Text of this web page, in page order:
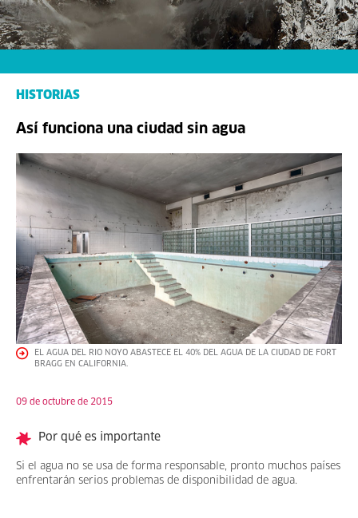
HISTORIAS
Así funciona una ciudad sin agua
EL AGUA DEL RIO NOYO ABASTECE EL 40% DEL AGUA DE LA CIUDAD DE FORT
BRAGG EN CALIFORNIA.
09 de octubre de 2015
Por qué es importante
Si el agua no se usa de forma responsable, pronto muchos países
enfrentarán serios problemas de disponibilidad de agua.